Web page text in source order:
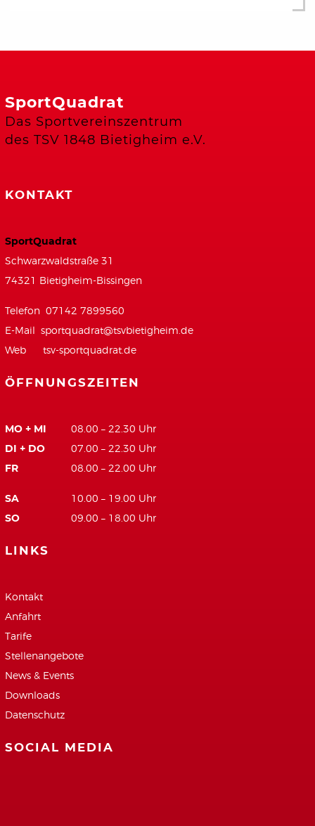
SportQuadrat
Das Sportvereinszentrum
des TSV 1848 Bietigheim e.V.
KONTAKT
SportQuadrat
Schwarzwaldstraße 31
74321 Bietigheim-Bissingen
Telefon 07142 7899560
E-Mail sportquadrat@tsvbietigheim.de
Web tsv-sportquadrat.de
ÖFFNUNGSZEITEN
MO + MI 08.00 – 22.30 Uhr
DI + DO 07.00 – 22.30 Uhr
FR 08.00 – 22.00 Uhr
SA 10.00 – 19.00 Uhr
SO 09.00 – 18.00 Uhr
LINKS
Kontakt
Anfahrt
Tarife
Stellenangebote
News & Events
Downloads
Datenschutz
SOCIAL MEDIA